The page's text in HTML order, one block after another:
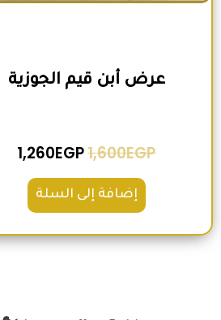
عرض أبن قيم الجوزية
1,600EGP
1,260EGP
إضافة إلى السلة